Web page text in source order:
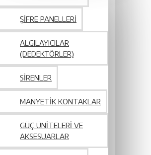
ŞIFRE PANELLERI
ALGILAYICILAR
(DEDEKTÖRLER)
SIRENLER
MANYETIK KONTAKLAR
GÜÇ ÜNITELERI VE
AKSESUARLAR